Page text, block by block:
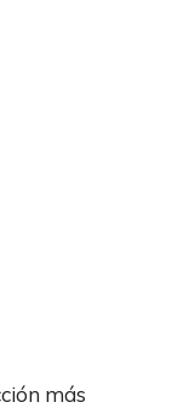
más